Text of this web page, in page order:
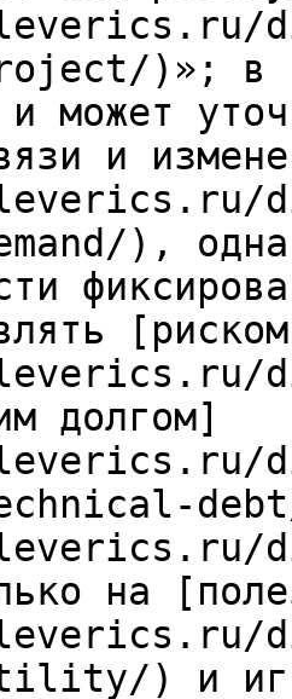
)»; в
и может
и
),
долгом]
на
) и